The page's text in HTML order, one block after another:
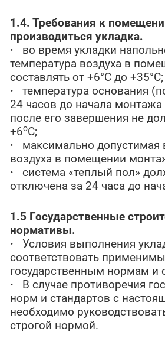
1.4. Требования к
производиться укладка.
· во время укладки
температура воздуха в
составлять от +6°С до +35°С;
· температура основания
24 часов до начала монтажа
после его завершения не
+6оС;
· максимально допустимая
воздуха в помещении
· система «теплый пол»
отключена за 24 часа до
1.5 Государственные
нормативы.
· Условия выполнения
соответствовать
государственным нормам и
· В случае противоречия
норм и стандартов с
необходимо
строгой нормой.